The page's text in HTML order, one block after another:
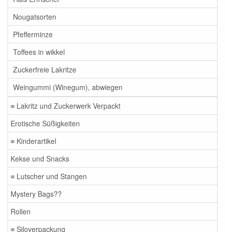
Nougatsorten
Pfefferminze
Toffees in wikkel
Zuckerfreie Lakritze
Weingummi (Winegum), abwiegen
≡ Lakritz und Zuckerwerk Verpackt
Erotische Süßigkeiten
≡ Kinderartikel
Kekse und Snacks
≡ Lutscher und Stangen
Mystery Bags??
Rollen
≡ Siloverpackung